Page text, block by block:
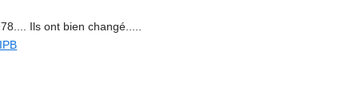
Ils ont bien changé.....